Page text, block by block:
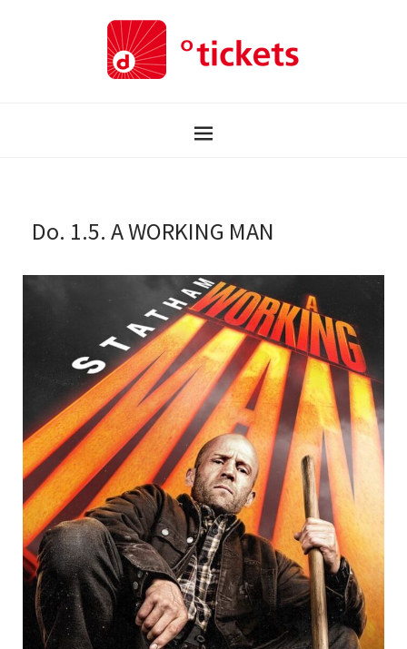
Do. 1.5. A WORKING MAN